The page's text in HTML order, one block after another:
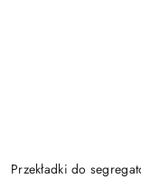
Przekładki do